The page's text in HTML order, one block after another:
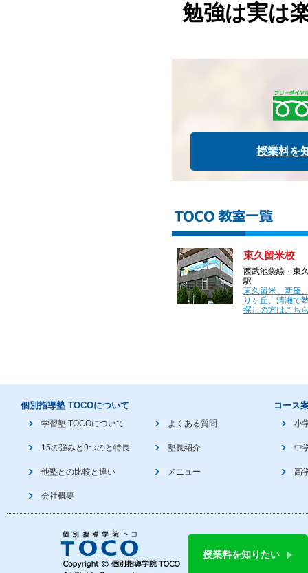
勉強は実は
授業料を
東久留米校
西武池袋線・東
駅
東久留米、新座
りヶ丘、清瀬で
探しの方はこち
個別指導塾 TOCOについて
学習塾 TOCOについて
15の強みと9つのと特長
他塾との比較と違い
会社概要
よくある質問
塾長紹介
メニュー
コース
小
中
高
授業料を知りたい